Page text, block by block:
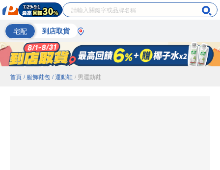
宅配 到店取貨
首頁 / 服飾鞋包 / 運動鞋 / 男運動鞋